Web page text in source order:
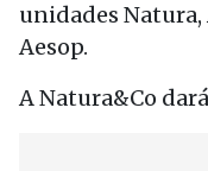
unidades Natura,
Aesop.
A Natura&Co